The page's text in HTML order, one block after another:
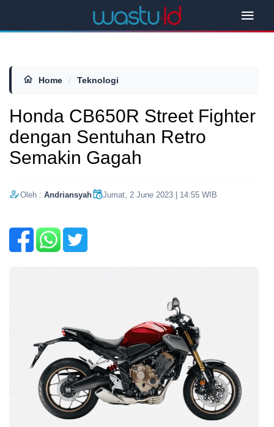
Home / Teknologi
Honda CB650R Street Fighter
dengan Sentuhan Retro
Semakin Gagah
Oleh : Andriansyah Jumat, 2 June 2023 | 14:55 WIB